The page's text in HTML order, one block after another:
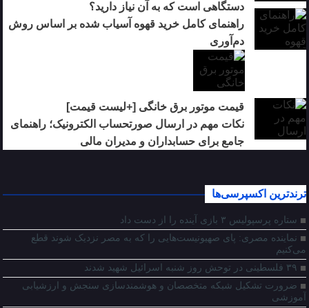
دستگاهی است که به آن نیاز دارید؟
راهنمای کامل خرید قهوه آسیاب شده بر اساس روش
دم‌آوری
قیمت موتور برق خانگی [+لیست قیمت]
نکات مهم در ارسال صورتحساب الکترونیک؛ راهنمای
جامع برای حسابداران و مدیران مالی
ترندترین اکسپرسی‌ها
ستاره پرسپولیس ۳ بازی آینده را از دست داد
نماینده مصری: پای صهیونیست‌هایی را که به مصر نزدیک شوند قطع
می‌کنیم
۳۹ فلسطینی در توحش روز شنبه اسرائیل شهید شدند
ضرورت تشکیل شبکه متخصصان و هوشمندسازی سنجش و ارزشیابی
آموزشی